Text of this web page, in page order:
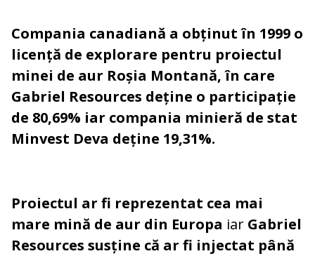
Compania canadiană a obținut în 1999 o
licență de explorare pentru proiectul
minei de aur Roșia Montană, în care
Gabriel Resources deține o participație
de 80,69% iar compania minieră de stat
Minvest Deva deține 19,31%.
Proiectul ar fi reprezentat cea mai
mare mină de aur din Europa iar Gabriel
Resources susține că ar fi injectat până